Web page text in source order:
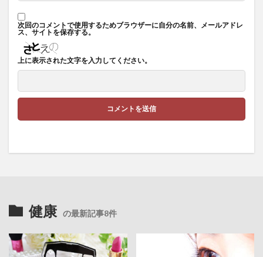
次回のコメントで使用するためブラウザーに自分の名前、メールアドレ
ス、サイトを保存する。
上に表示された文字を入力してください。
健康 の最新記事8件